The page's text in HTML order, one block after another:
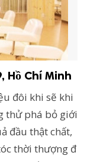
Hồ Chí Minh
đôi khi sẽ khi
thử phá bỏ giới
đầu thật chất,
thời thượng đ